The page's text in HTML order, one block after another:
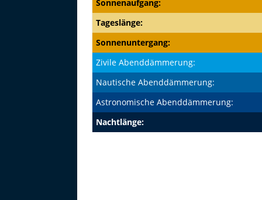
Sonnenaufgang:
Tageslänge:
Sonnenuntergang:
Zivile Abenddämmerung:
Nautische Abenddämmerung:
Astronomische Abenddämmerung:
Nachtlänge: